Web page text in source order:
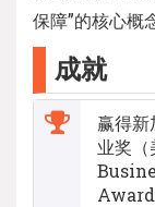
保障”的核心概
成就
赢得
业奖